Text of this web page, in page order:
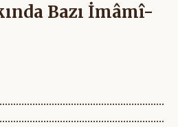
Bazı İmâmî-